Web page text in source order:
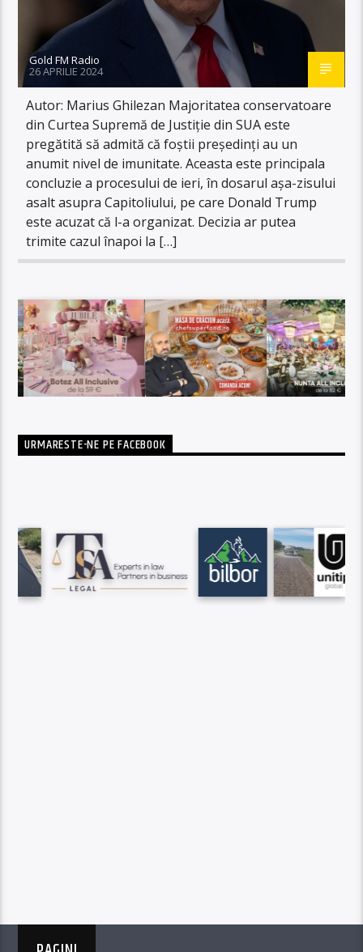
Gold FM Radio
26 APRILIE 2024
Autor: Marius Ghilezan Majoritatea conservatoare
din Curtea Supremă de Justiție din SUA este
pregătită să admită că foștii președinți au un
anumit nivel de imunitate. Aceasta este principala
concluzie a procesului de ieri, în dosarul așa-zisului
asalt asupra Capitoliului, pe care Donald Trump
este acuzat că l-a organizat. Decizia ar putea
trimite cazul înapoi la […]
URMARESTE-NE PE FACEBOOK